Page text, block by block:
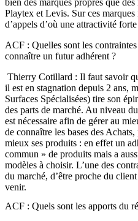
Playtex et Levis. Sur ces
d’appels d’où une attractivité
ACF : Quelles sont les
connaître un futur adhérent ?
Thierry Cotillard : Il faut savoir
il est en stagnation depuis 2 ans,
Surfaces Spécialisées) tire son
des parts de marché. Au niveau
est nécessaire afin de gérer au
de connaître les bases des
mieux ses produits : en effet un
commun » de produits mais a
modèles à choisir. L’une des
du marché, d’être proche du
venir.
ACF : Quels sont les apports du